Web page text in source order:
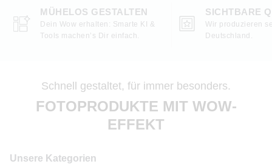
MÜHELOS GESTALTEN
Dein Wow erhalten: Smarte KI &
Tools machen’s Dir einfach.
SICHTBARE
Wir produzieren
Deutschland.
Schnell gestaltet, für immer besonders.
FOTOPRODUKTE MIT WOW-
EFFEKT
Unsere Kategorien